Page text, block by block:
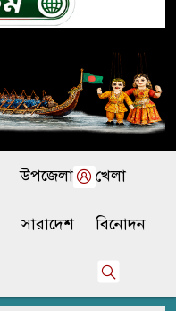
উপজেলা খেলা
সারাদেশ বিনোদন